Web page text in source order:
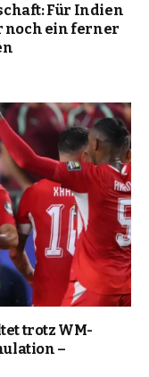
Für Indien
noch ein ferner
trotz WM-
–